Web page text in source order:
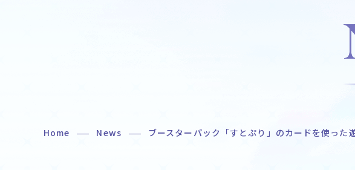
Home News ブースターパック「すとぷり」のカードを使った